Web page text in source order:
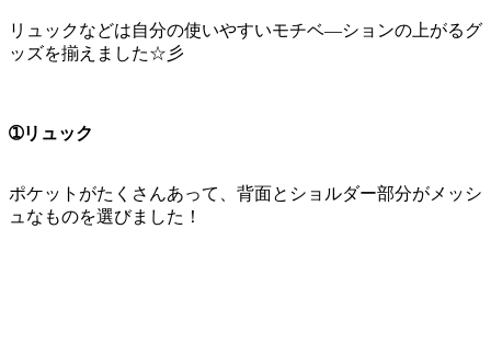
リュックなどは自分の使いやすいモチベ―ションの上がるグ
ッズを揃えました☆彡
➀リュック
ポケットがたくさんあって、背面とショルダー部分がメッシ
ュなものを選びました！